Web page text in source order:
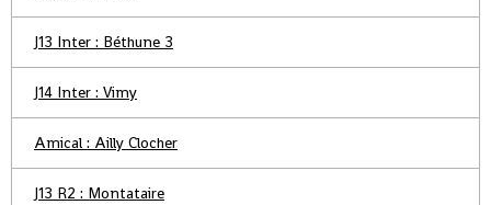
J13 Inter : Béthune 3
J14 Inter : Vimy
Amical : Ailly Clocher
J13 R2 : Montataire